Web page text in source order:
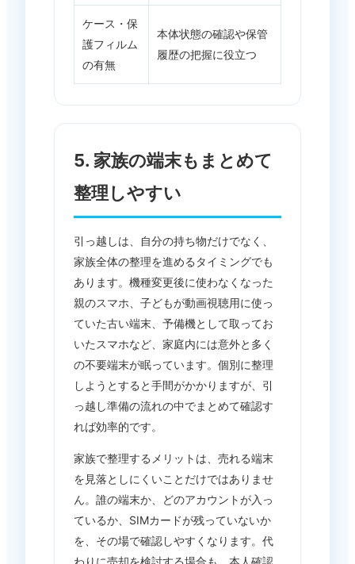
ケース・保
護フィルム
の有無
本体状態の確認や保管
履歴の把握に役立つ
5. 家族の端末もまとめて
整理しやすい
引っ越しは、自分の持ち物だけでなく、
家族全体の整理を進めるタイミングでも
あります。機種変更後に使わなくなった
親のスマホ、子どもが動画視聴用に使っ
ていた古い端末、予備機として取ってお
いたスマホなど、家庭内には意外と多く
の不要端末が眠っています。個別に整理
しようとすると手間がかかりますが、引
っ越し準備の流れの中でまとめて確認す
れば効率的です。
家族で整理するメリットは、売れる端末
を見落としにくいことだけではありませ
ん。誰の端末か、どのアカウントが入っ
ているか、SIMカードが残っていないか
を、その場で確認しやすくなります。代
わりに売却を検討する場合も、本人確認